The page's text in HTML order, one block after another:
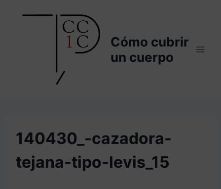
Cómo cubrir
un cuerpo
140430_-cazadora-
tejana-tipo-levis_15